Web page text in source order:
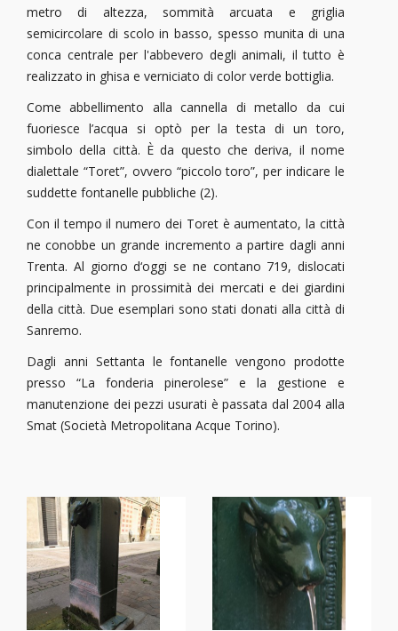
metro di altezza, sommità arcuata e griglia
semicircolare di scolo in basso, spesso munita di una
conca centrale per l'abbevero degli animali, il tutto è
realizzato in ghisa e verniciato di color verde bottiglia.
Come abbellimento alla cannella di metallo da cui
fuoriesce l’acqua si optò per la testa di un toro,
simbolo della città. È da questo che deriva, il nome
dialettale “Toret”, ovvero “piccolo toro”, per indicare le
suddette fontanelle pubbliche (2).
Con il tempo il numero dei Toret è aumentato, la città
ne conobbe un grande incremento a partire dagli anni
Trenta. Al giorno d‘oggi se ne contano 719, dislocati
principalmente in prossimità dei mercati e dei giardini
della città. Due esemplari sono stati donati alla città di
Sanremo.
Dagli anni Settanta le fontanelle vengono prodotte
presso “La fonderia pinerolese” e la gestione e
manutenzione dei pezzi usurati è passata dal 2004 alla
Smat (Società Metropolitana Acque Torino).